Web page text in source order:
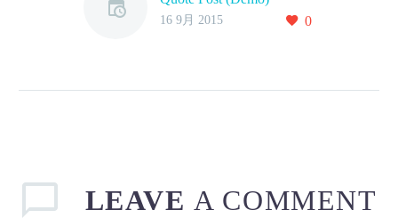
0
16 9月 2015
LEAVE A COMMENT